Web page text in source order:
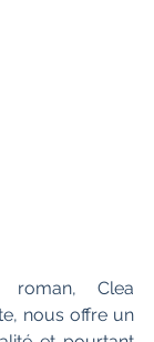
roman, Clea
nous offre un